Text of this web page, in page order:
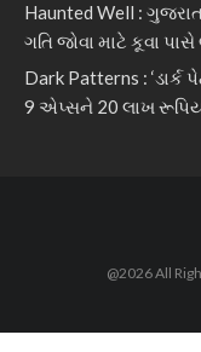
Haunted Well :
ગતિ જોવા માટે કૂવા
Dark Patterns : ‘ડાર્ક
9 એપ્સને 20 લાખ
@2026 All